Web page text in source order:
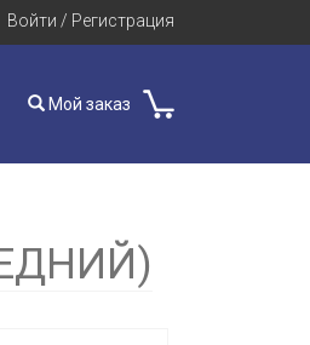
Войти / Регистрация
Мой заказ